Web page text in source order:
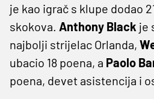
je kao igrač s klupe dodao
skokova. Anthony Black je
najbolji strijelac Orlanda,
ubacio 18 poena, a Paolo
poena, devet asistencija i